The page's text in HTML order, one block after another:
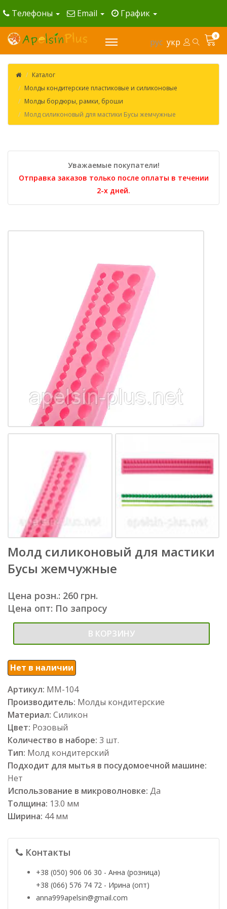
Телефоны Email График
рус укр
0
Каталог
Молды кондитерские пластиковые и силиконовые
Молды бордюры, рамки, броши
Молд силиконовый для мастики Бусы жемчужные
Уважаемые покупатели!
Отправка заказов только после оплаты в течении
2-х дней.
Молд силиконовый для мастики
Бусы жемчужные
Цена розн.: 260 грн.
Цена опт: По запросу
В КОРЗИНУ
Нет в наличии
Артикул: ММ-104
Производитель: Молды кондитерские
Материал: Силикон
Цвет: Розовый
Количество в наборе: 3 шт.
Тип: Молд кондитерский
Подходит для мытья в посудомоечной машине:
Нет
Использование в микроволновке: Да
Толщина: 13.0 мм
Ширина: 44 мм
Контакты
+38 (050) 906 06 30 - Анна (розница)
+38 (066) 576 74 72 - Ирина (опт)
anna999apelsin@gmail.com